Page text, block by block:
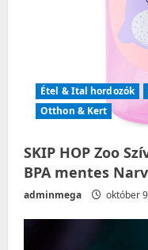
Étel & Ital hordozók
Otthon & Kert
SKIP HOP Zoo
BPA mentes
adminmega október